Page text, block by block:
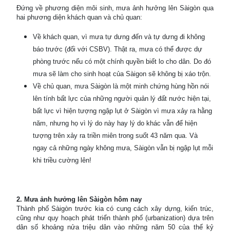
Đứng về phương diện môi sinh, mưa ảnh hưởng lên Sàigòn qua
hai phương diện khách quan và chủ quan:
Về khách quan, vì mưa tự dưng đến và tự dưng đi không
báo trước (đối với CSBV). Thật ra, mưa có thể được dự
phòng trước nếu có một chính quyền biết lo cho dân. Do đó
mưa sẽ làm cho sinh hoạt của Sàigon sẽ không bị xáo trộn.
Về chủ quan, mưa Sàigòn là một minh chứng hùng hồn nói
lên tính bất lực của những người quản lý đất nước hiện tại,
bất lực vì hiện tượng ngập lụt ở Sàigòn vì mưa xảy ra hằng
năm, nhưng họ vì lý do này hay lý do khác vẫn để hiện
tượng trên xảy ra triền miên trong suốt 43 năm qua. Và
ngay cả những ngày không mưa, Sàigòn vẫn bị ngập lụt mỗi
khi triều cường lên!
2. Mưa ảnh hưởng lên Sàigòn hôm nay
Thành phố Sàigòn trước kia có cung cách xây dựng, kiến trúc,
cũng như quy hoạch phát triển thành phố (urbanization) dựa trên
dân số khoảng nửa triệu dân vào những năm 50 của thế kỷ